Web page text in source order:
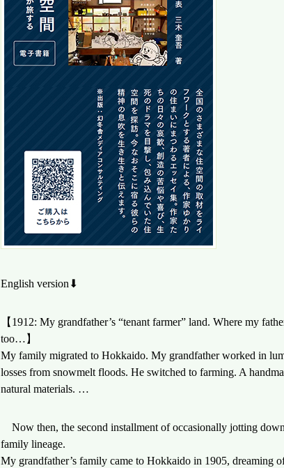
English version⬇
【1912: My grandfather’s “tenant farmer” land. Where my
too…】
My family migrated to Hokkaido. My grandfather worked in
losses from snowmelt floods. He switched to farming. A
natural materials. …
Now then, the second installment of occasionally jotting
family lineage.
My grandfather’s family came to Hokkaido in 1905, dreaming